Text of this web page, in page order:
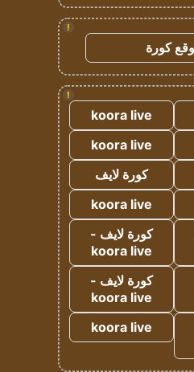
!
كورة
!
koora live
koora live
كورة لايف
koora live
كورة لايف -
koora live
كورة لايف -
koora live
koora live